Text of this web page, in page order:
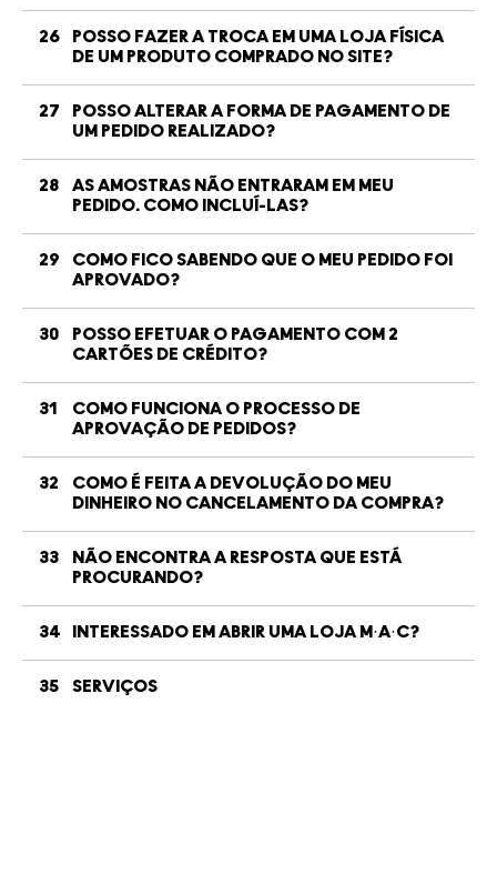
26
POSSO FAZER A TROCA EM UMA LOJA FÍSICA
DE UM PRODUTO COMPRADO NO SITE?
27
POSSO ALTERAR A FORMA DE PAGAMENTO DE
UM PEDIDO REALIZADO?
28
AS AMOSTRAS NÃO ENTRARAM EM MEU
PEDIDO. COMO INCLUÍ-LAS?
29
COMO FICO SABENDO QUE O MEU PEDIDO FOI
APROVADO?
30
POSSO EFETUAR O PAGAMENTO COM 2
CARTÕES DE CRÉDITO?
31
COMO FUNCIONA O PROCESSO DE
APROVAÇÃO DE PEDIDOS?
32
COMO É FEITA A DEVOLUÇÃO DO MEU
DINHEIRO NO CANCELAMENTO DA COMPRA?
33
NÃO ENCONTRA A RESPOSTA QUE ESTÁ
PROCURANDO?
34 INTERESSADO EM ABRIR UMA LOJA M·A·C?
35 SERVIÇOS